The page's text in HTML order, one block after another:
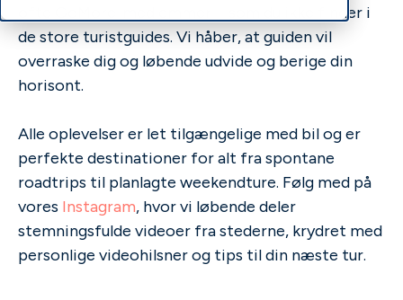
ofte GoMore-medlemmer - som du ikke finder i
de store turistguides. Vi håber, at guiden vil
overraske dig og løbende udvide og berige din
horisont.
Alle oplevelser er let tilgængelige med bil og er
perfekte destinationer for alt fra spontane
roadtrips til planlagte weekendture. Følg med på
vores Instagram, hvor vi løbende deler
stemningsfulde videoer fra stederne, krydret med
personlige videohilsner og tips til din næste tur.